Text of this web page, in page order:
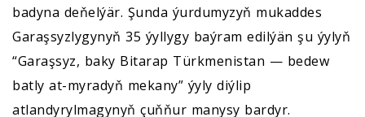
badyna deňelýär. Şunda ýurdumyzyň mukaddes
Garaşsyzlygynyň 35 ýyllygy baýram edilýän şu ýylyň
“Garaşsyz, baky Bitarap Türkmenistan — bedew
batly at-myradyň mekany” ýyly diýlip
atlandyrylmagynyň çuňňur manysy bardyr.